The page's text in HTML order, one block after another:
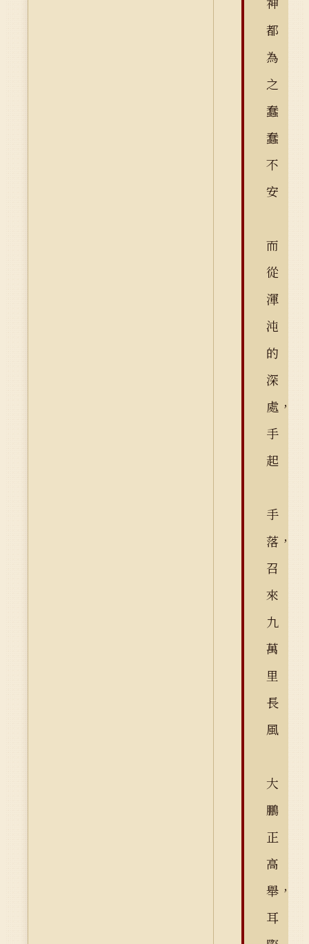
都
為
之
蠢
蠢
不
安
而
從
渾
沌
的
深
處，
手
起
手
落，
召
來
九
萬
里
長
風
大
鵬
正
高
舉，
耳